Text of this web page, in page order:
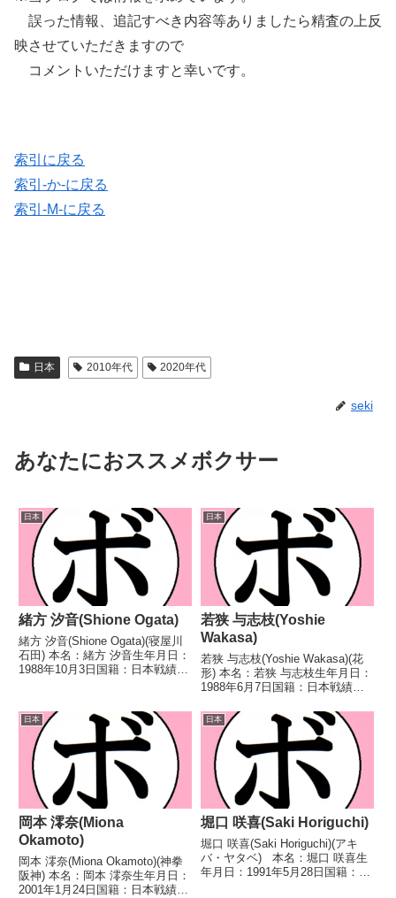
誤った情報、追記すべき内容等ありましたら精査の上反
映させていただきますので
コメントいただけますと幸いです。
索引に戻る
索引-か-に戻る
索引-M-に戻る
日本 2010年代 2020年代
seki
あなたにおススメボクサー
日本
緒方 汐音(Shione Ogata)
緒方 汐音(Shione Ogata)(寝屋川
石田) 本名：緒方 汐音生年月日：
1988年10月3日国籍：日本戦績：
フライ級王座WBOアジアパシフ
ィック女子ライトフライ級...
日本
若狭 与志枝(Yoshie
Wakasa)
若狭 与志枝(Yoshie Wakasa)(花
形) 本名：若狭 与志枝生年月日：
1988年6月7日国籍：日本戦績：
ル】第4代日本フェザー級王座第
7代日本フェザー級王座 【戦歴】
2014/08/27 ○1...
日本
岡本 澪奈(Miona
Okamoto)
岡本 澪奈(Miona Okamoto)(神拳
阪神) 本名：岡本 澪奈生年月日：
2001年1月24日国籍：日本戦績：
日本
堀口 咲喜(Saki Horiguchi)
堀口 咲喜(Saki Horiguchi)(アキ
バ・ヤタベ) 本名：堀口 咲喜生
年月日：1991年5月28日国籍：日